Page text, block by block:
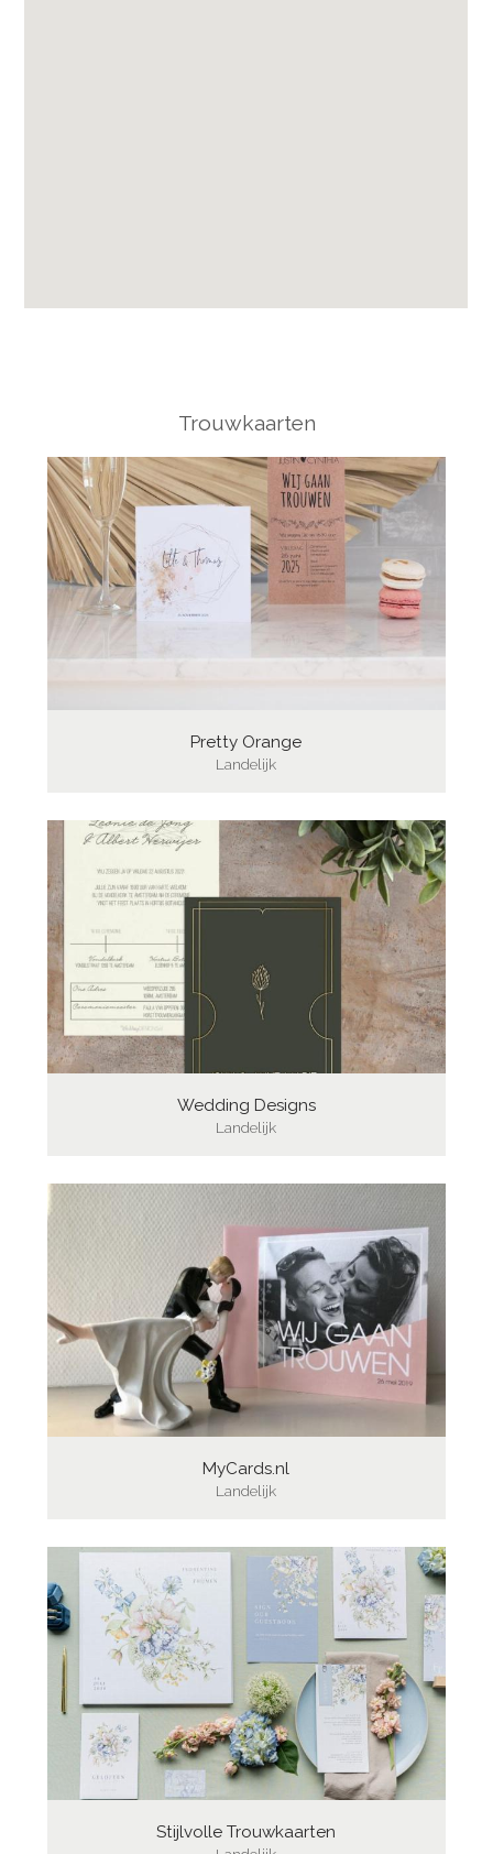
Trouwkaarten
Pretty Orange
Landelijk
Wedding Designs
Landelijk
MyCards.nl
Landelijk
Stijlvolle Trouwkaarten